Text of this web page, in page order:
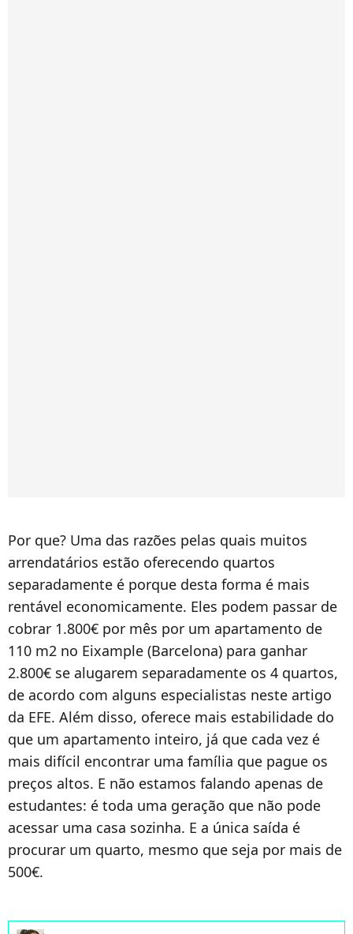
Por que? Uma das razões pelas quais muitos
arrendatários estão oferecendo quartos
separadamente é porque desta forma é mais
rentável economicamente. Eles podem passar de
cobrar 1.800€ por mês por um apartamento de
110 m2 no Eixample (Barcelona) para ganhar
2.800€ se alugarem separadamente os 4 quartos,
de acordo com alguns especialistas neste artigo
da EFE. Além disso, oferece mais estabilidade do
que um apartamento inteiro, já que cada vez é
mais difícil encontrar uma família que pague os
preços altos. E não estamos falando apenas de
estudantes: é toda uma geração que não pode
acessar uma casa sozinha. E a única saída é
procurar um quarto, mesmo que seja por mais de
500€.